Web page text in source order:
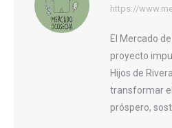
https://
El Mercado
proyecto
Hijos de
transformar
próspero,